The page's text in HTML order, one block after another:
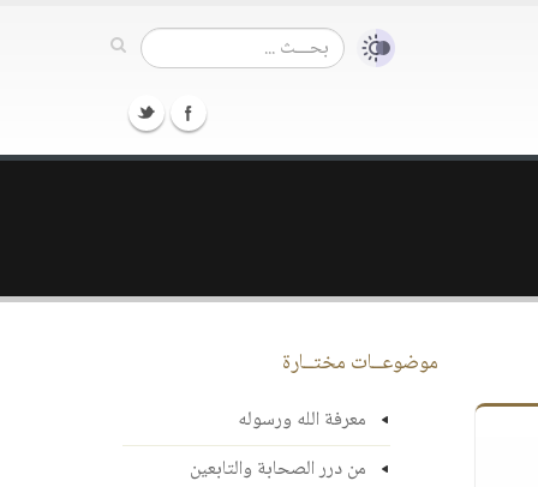
موضوعــات مختــارة
معرفة الله ورسوله
من درر الصحابة والتابعين